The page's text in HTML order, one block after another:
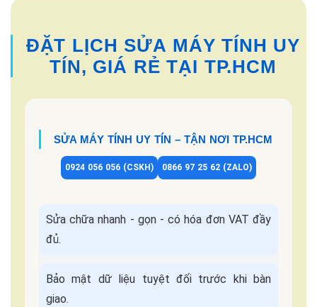
ĐẶT LỊCH SỬA MÁY TÍNH UY
TÍN, GIÁ RẺ TẠI TP.HCM
SỬA MÁY TÍNH UY TÍN – TẬN NƠI TP.HCM
0924 056 056 (CSKH) 0866 97 25 62 (ZALO)
Sửa chữa nhanh - gọn - có hóa đơn VAT đầy
đủ.
Bảo mật dữ liệu tuyệt đối trước khi bàn
giao.